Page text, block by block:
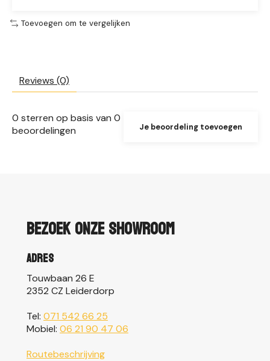
Toevoegen om te vergelijken
Reviews (0)
0 sterren op basis van 0
beoordelingen
Je beoordeling toevoegen
Bezoek onze showroom
Adres
Touwbaan 26 E
2352 CZ Leiderdorp
Tel: 071 542 66 25
Mobiel: 06 21 90 47 06
Routebeschrijving